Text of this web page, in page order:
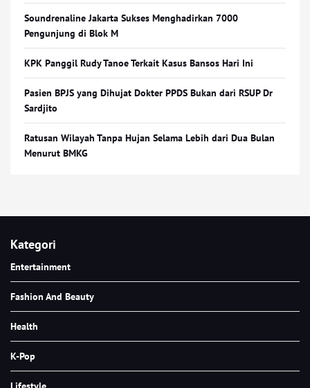
Soundrenaline Jakarta Sukses Menghadirkan 7000
Pengunjung di Blok M
KPK Panggil Rudy Tanoe Terkait Kasus Bansos Hari Ini
Pasien BPJS yang Dihujat Dokter PPDS Bukan dari RSUP Dr
Sardjito
Ratusan Wilayah Tanpa Hujan Selama Lebih dari Dua Bulan
Menurut BMKG
Kategori
Entertainment
Fashion And Beauty
Health
K-Pop